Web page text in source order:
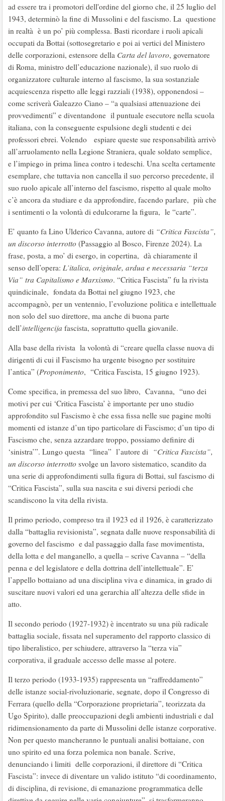
ad essere tra i promotori dell'ordine del giorno che, il 25 luglio del
1943, determinò la fine di Mussolini e del fascismo. La questione
in realtà è un po’ più complessa. Basti ricordare i ruoli apicali
occupati da Bottai (sottosegretario e poi ai vertici del Ministero
delle corporazioni, estensore della Carta del lavoro, governatore
di Roma, ministro dell’educazione nazionale), il suo ruolo di
organizzatore culturale interno al fascismo, la sua sostanziale
acquiescenza rispetto alle leggi razziali (1938), opponendosi –
come scriverà Galeazzo Ciano – “a qualsiasi attenuazione dei
provvedimenti” e diventandone il puntuale esecutore nella scuola
italiana, con la conseguente espulsione degli studenti e dei
professori ebrei. Volendo espiare queste sue responsabilità arrivò
all’arruolamento nella Legione Straniera, quale soldato semplice,
e l’impiego in prima linea contro i tedeschi. Una scelta certamente
esemplare, che tuttavia non cancella il suo percorso precedente, il
suo ruolo apicale all’interno del fascismo, rispetto al quale molto
c’è ancora da studiare e da approfondire, facendo parlare, più che
i sentimenti o la volontà di edulcorarne la figura, le “carte”.
E’ quanto fa Lino Ulderico Cavanna, autore di “Critica Fascista”,
un discorso interrotto (Passaggio al Bosco, Firenze 2024). La
frase, posta, a mo’ di esergo, in copertina, dà chiaramente il
senso dell’opera: L’italica, originale, ardua e necessaria “terza
Via” tra Capitalismo e Marxismo. “Critica Fascista” fu la rivista
quindicinale, fondata da Bottai nel giugno 1923, che
accompagnò, per un ventennio, l’evoluzione politica e intellettuale
non solo del suo direttore, ma anche di buona parte
dell’intelligencija fascista, soprattutto quella giovanile.
Alla base della rivista la volontà di “creare quella classe nuova di
dirigenti di cui il Fascismo ha urgente bisogno per sostituire
l’antica” (Proponimento, “Critica Fascista, 15 giugno 1923).
Come specifica, in premessa del suo libro, Cavanna, “uno dei
motivi per cui ‘Critica Fascista’ è importante per uno studio
approfondito sul Fascismo è che essa fissa nelle sue pagine molti
momenti ed istanze d’un tipo particolare di Fascismo; d’un tipo di
Fascismo che, senza azzardare troppo, possiamo definire di
‘sinistra’”. Lungo questa “linea” l’autore di “Critica Fascista”,
un discorso interrotto svolge un lavoro sistematico, scandito da
una serie di approfondimenti sulla figura di Bottai, sul fascismo di
“Critica Fascista”, sulla sua nascita e sui diversi periodi che
scandiscono la vita della rivista.
Il primo periodo, compreso tra il 1923 ed il 1926, è caratterizzato
dalla “battaglia revisionista”, segnata dalle nuove responsabilità di
governo del fascismo e dal passaggio dalla fase movimentista,
della lotta e del manganello, a quella – scrive Cavanna – “della
penna e del legislatore e della dottrina dell’intellettuale”. E’
l’appello bottaiano ad una disciplina viva e dinamica, in grado di
suscitare nuovi valori ed una gerarchia all’altezza delle sfide in
atto.
Il secondo periodo (1927-1932) è incentrato su una più radicale
battaglia sociale, fissata nel superamento del rapporto classico di
tipo liberalistico, per schiudere, attraverso la “terza via”
corporativa, il graduale accesso delle masse al potere.
Il terzo periodo (1933-1935) rappresenta un “raffreddamento”
delle istanze social-rivoluzionarie, segnate, dopo il Congresso di
Ferrara (quello della “Corporazione proprietaria”, teorizzata da
Ugo Spirito), dalle preoccupazioni degli ambienti industriali e dal
ridimensionamento da parte di Mussolini delle istanze corporative.
Non per questo mancheranno le puntuali analisi bottaiane, con
uno spirito ed una forza polemica non banale. Scrive,
denunciando i limiti delle corporazioni, il direttore di “Critica
Fascista”: invece di diventare un valido istituto “di coordinamento,
di disciplina, di revisione, di emanazione programmatica delle